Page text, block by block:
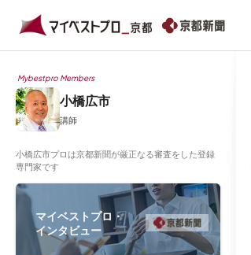
Mybestpro Members
小橋広市
講師
小橋広市プロは京都新聞が厳正なる審査をした登録
専門家です
マイベストプロ・
インタビュー